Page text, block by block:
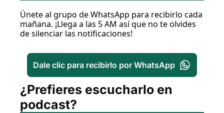
Únete al grupo de WhatsApp para recibirlo cada
mañana. ¡Llega a las 5 AM así que no te olvides
de silenciar las notificaciones!
Dale clic para recibirlo por WhatsApp
¿Prefieres escucharlo en
podcast?